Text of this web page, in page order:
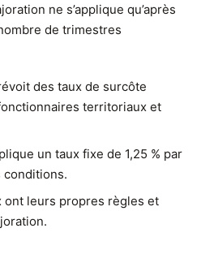
ne s’applique qu’après
de trimestres
des taux de surcôte
territoriaux et
un taux fixe de 1,25 % par
ont leurs propres règles et